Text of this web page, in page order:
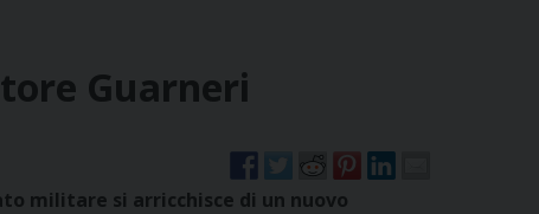
Guarneri
militare si arricchisce di un nuovo